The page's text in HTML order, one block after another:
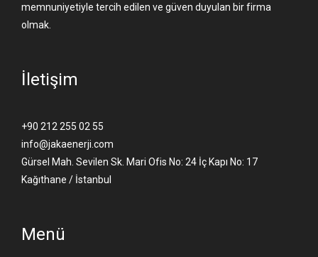
memnuniyetiyle tercih edilen ve güven duyulan bir firma
olmak.
İletişim
+90 212 255 02 55
info@jakaenerji.com
Gürsel Mah. Sevilen Sk. Mari Ofis No: 24 İç Kapı No: 17
Kağıthane / İstanbul
Menü